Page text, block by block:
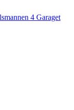
4 Garaget